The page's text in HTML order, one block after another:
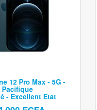
12 Pro Max - 5G -
Pacifique
- Excellent Etat